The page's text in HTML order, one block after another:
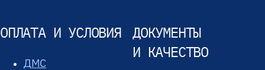
ОПЛАТА И УСЛОВИЯ
ДМС
ДОКУМЕНТЫ
И КАЧЕСТВО